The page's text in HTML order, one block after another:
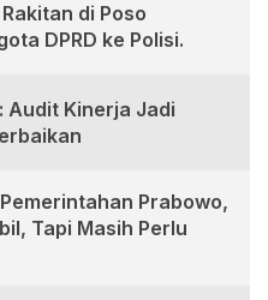
di Poso
DPRD ke Polisi.
Audit Kinerja Jadi
Prabowo,
Tapi Masih Perlu